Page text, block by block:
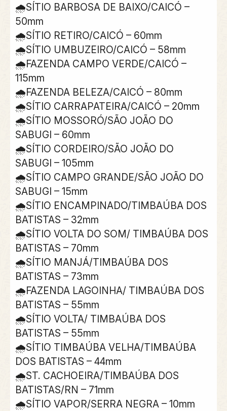
🌧SÍTIO BARBOSA DE BAIXO/CAICÓ –
50mm
🌧SÍTIO RETIRO/CAICÓ – 60mm
🌧SÍTIO UMBUZEIRO/CAICÓ – 58mm
🌧FAZENDA CAMPO VERDE/CAICÓ –
115mm
🌧FAZENDA BELEZA/CAICÓ – 80mm
🌧SÍTIO CARRAPATEIRA/CAICÓ – 20mm
🌧SÍTIO MOSSORÓ/SÃO JOÃO DO
SABUGI – 60mm
🌧SÍTIO CORDEIRO/SÃO JOÃO DO
SABUGI – 105mm
🌧SÍTIO CAMPO GRANDE/SÃO JOÃO DO
SABUGI – 15mm
🌧SÍTIO ENCAMPINADO/TIMBAÚBA DOS
BATISTAS – 32mm
🌧SÍTIO VOLTA DO SOM/ TIMBAÚBA DOS
BATISTAS – 70mm
🌧SÍTIO MANJÁ/TIMBAÚBA DOS
BATISTAS – 73mm
🌧FAZENDA LAGOINHA/ TIMBAÚBA DOS
BATISTAS – 55mm
🌧SÍTIO VOLTA/ TIMBAÚBA DOS
BATISTAS – 55mm
🌧SÍTIO TIMBAÚBA VELHA/TIMBAÚBA
DOS BATISTAS – 44mm
🌧ST. CACHOEIRA/TIMBAÚBA DOS
BATISTAS/RN – 71mm
🌧SÍTIO VAPOR/SERRA NEGRA – 10mm